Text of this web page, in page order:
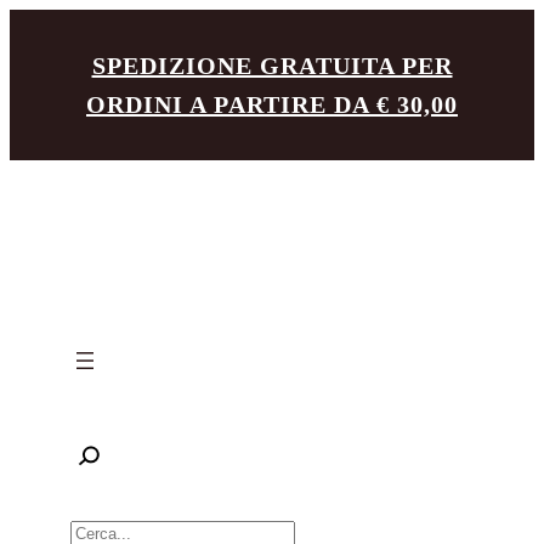
contenuto
SPEDIZIONE GRATUITA PER
ORDINI A PARTIRE DA € 30,00
R